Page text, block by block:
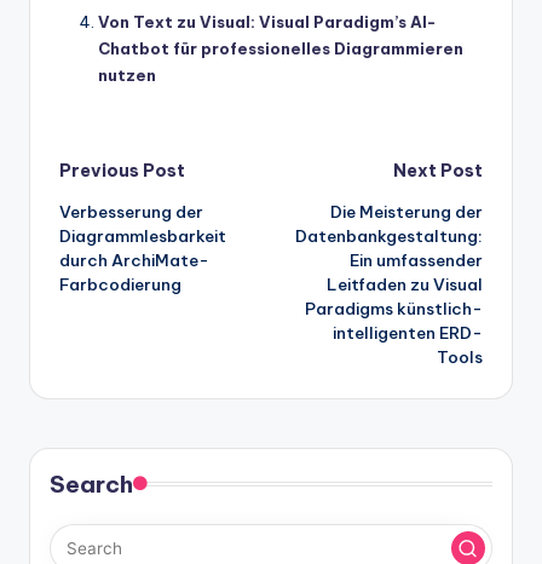
Von Text zu Visual: Visual Paradigm’s AI-
Chatbot für professionelles Diagrammieren
nutzen
Post
navigation
Previous Post
Verbesserung der
Diagrammlesbarkeit
durch ArchiMate-
Farbcodierung
Next Post
Die Meisterung der
Datenbankgestaltung:
Ein umfassender
Leitfaden zu Visual
Paradigms künstlich-
intelligenten ERD-
Tools
Search